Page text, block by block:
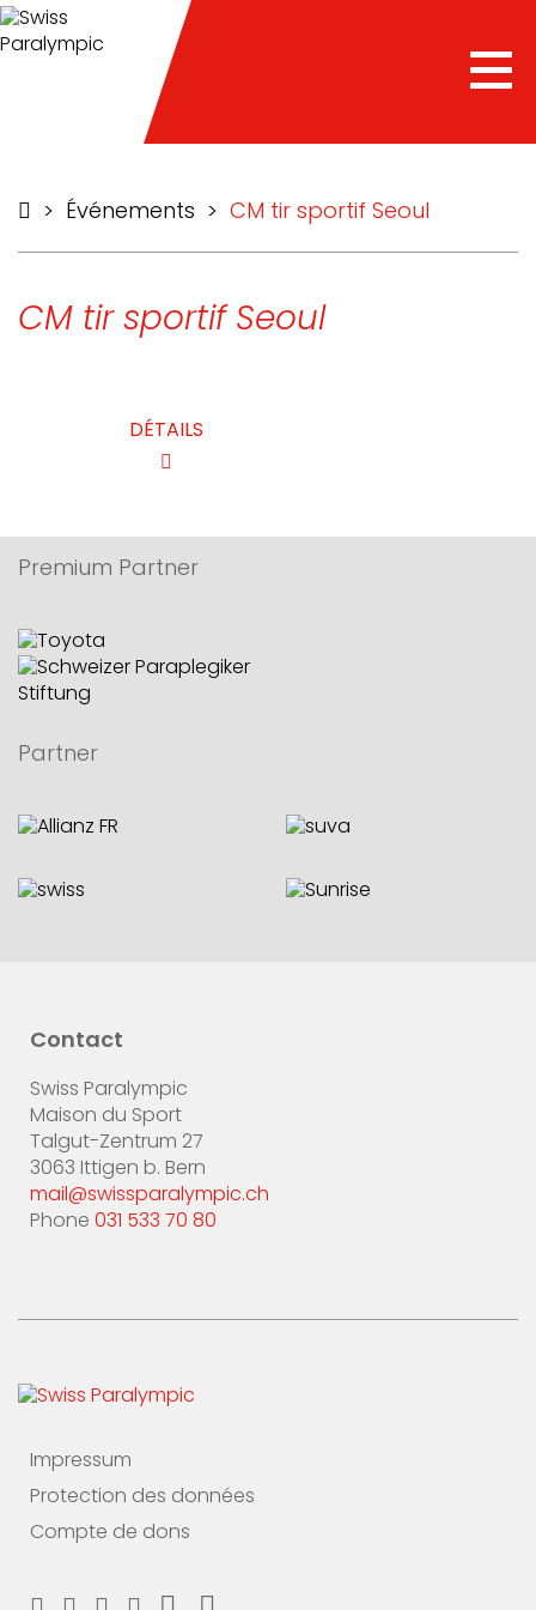
> Événements > CM tir sportif Seoul
CM tir sportif Seoul
DÉTAILS
Premium Partner
Partner
Contact
Swiss Paralympic
Maison du Sport
Talgut-Zentrum 27
3063 Ittigen b. Bern
mail@swissparalympic.ch
Phone 031 533 70 80
Impressum
Protection des données
Compte de dons